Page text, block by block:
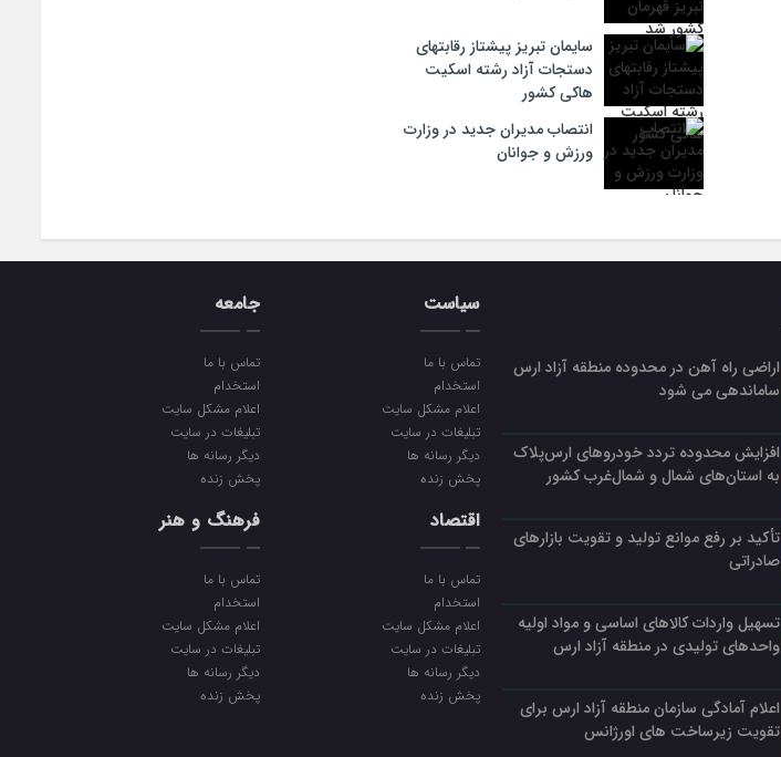
سایمان تبریز پیشتاز رقابتهای
دستجات آزاد رشته اسکیت
هاکی کشور
انتصاب مدیران جدید در وزارت
ورزش و جوانان
اراضی راه آهن در محدوده منطقه آزاد ارس
ساماندهی می شود
افزایش محدوده تردد خودروهای ارس‌پلاک
به استان‌های شمال و شمال‌غرب کشور
تأکید بر رفع موانع تولید و تقویت بازارهای
صادراتی
تسهیل واردات کالاهای اساسی و مواد اولیه
واحدهای تولیدی در منطقه آزاد ارس
اعلام آمادگی سازمان منطقه آزاد ارس برای
تقویت زیرساخت‌ های اورژانس
سیاست
تماس با ما
استخدام
اعلام مشکل سایت
تبلیغات در سایت
دیگر رسانه ها
پخش زنده
اقتصاد
تماس با ما
استخدام
اعلام مشکل سایت
تبلیغات در سایت
دیگر رسانه ها
پخش زنده
جامعه
تماس با ما
استخدام
اعلام مشکل سایت
تبلیغات در سایت
دیگر رسانه ها
پخش زنده
فرهنگ و هنر
تماس با ما
استخدام
اعلام مشکل سایت
تبلیغات در سایت
دیگر رسانه ها
پخش زنده